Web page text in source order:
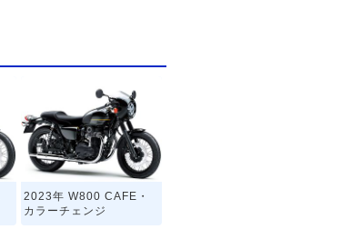
2023年 W800 CAFE・
カラーチェンジ